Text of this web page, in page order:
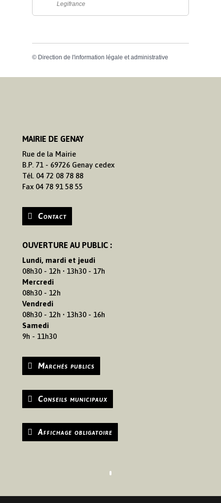
Legifrance
© Direction de l'information légale et administrative
MAIRIE DE GENAY
Rue de la Mairie
B.P. 71 - 69726 Genay cedex
Tél. 04 72 08 78 88
Fax 04 78 91 58 55
Contact
OUVERTURE AU PUBLIC :
Lundi, mardi et jeudi
08h30 - 12h • 13h30 - 17h
Mercredi
08h30 - 12h
Vendredi
08h30 - 12h • 13h30 - 16h
Samedi
9h - 11h30
Marchés publics
Conseils municipaux
Affichage obligatoire